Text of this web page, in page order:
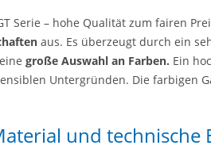
Serie – hohe Qualität zum fairen
aus. Es überzeugt durch ein
große Auswahl an Farben. Ein
Untergründen. Die farbigen
und technische